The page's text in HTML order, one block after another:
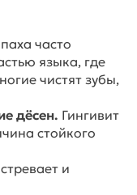
часто
языка, где
чистят зубы,
дёсен. Гингивит
стойкого
и